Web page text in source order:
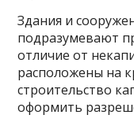
Здания и
подразумевают
отличие от
расположены на
строительство
оформить